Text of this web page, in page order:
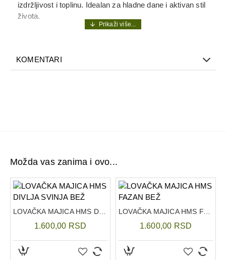
izdržljivost i toplinu. Idealan za hladne dane i aktivan stil
života.
KOMENTARI
Možda vas zanima i ovo...
LOVAČKA MAJICA HMS DIVLJA SVINJA BEŽ
1.600,00 RSD
LOVAČKA MAJICA HMS FAZAN BEŽ
1.600,00 RSD